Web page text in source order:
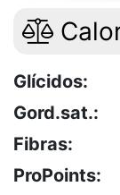
Glícidos:
Gord.sat.:
Fibras:
ProPoints: